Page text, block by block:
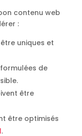
contenu web
:
uniques et
de
être
être optimisés
.